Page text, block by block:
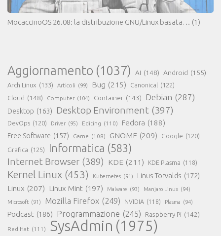
MocaccinoOS 26.08: la distribuzione GNU/Linux basata… (1)
Aggiornamento (1037) AI (148) Android (155)
Arch Linux (133) Articoli (99) Bug (215) Canonical (122)
Cloud (148) Computer (104) Container (143) Debian (287)
Desktop (163) Desktop Environment (397)
DevOps (120) Driver (95) Editing (110) Fedora (188)
Free Software (157) Game (108) GNOME (209) Google (120)
Grafica (125) Informatica (583)
Internet Browser (389) KDE (211) KDE Plasma (118)
Kernel Linux (453) Kubernetes (91) Linus Torvalds (172)
Linux (207) Linux Mint (197) Malware (93) Manjaro Linux (94)
Microsoft (91) Mozilla Firefox (249) NVIDIA (118) Plasma (94)
Podcast (186) Programmazione (245) Raspberry Pi (142)
Red Hat (111) SysAdmin (1975)